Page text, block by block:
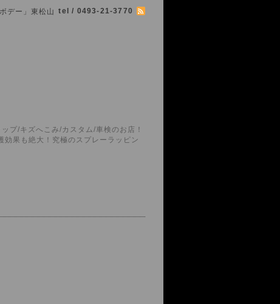
デー」東松山 tel / 0493-21-3770
プ/キズへこみ/カスタム/車検のお店！
果も絶大！究極のスプレーラッピン